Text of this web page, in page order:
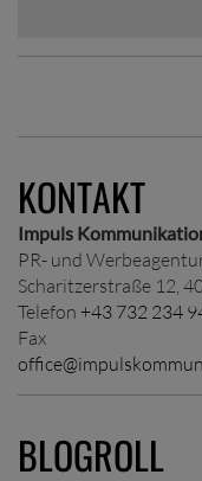
KONTAKT
Impuls
PR- und
Scharitzerstraße 12,
Telefon +43 732 234
Fax
BLOGROLL